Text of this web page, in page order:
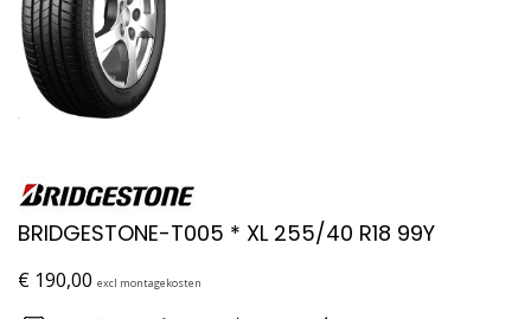
BRIDGESTONE-T005 * XL 255/40 R18 99Y
€ 190,00 excl montagekosten